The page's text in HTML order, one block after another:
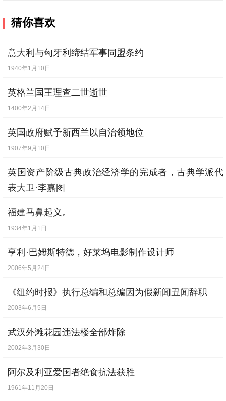
猜你喜欢
意大利与匈牙利缔结军事同盟条约
1940年1月10日
英格兰国王理查二世逝世
1400年2月14日
英国政府赋予新西兰以自治领地位
1907年9月10日
英国资产阶级古典政治经济学的完成者，古典学派代
表大卫·李嘉图
福建马鼻起义。
1934年1月1日
亨利·巴姆斯特德，好莱坞电影制作设计师
2006年5月24日
《纽约时报》执行总编和总编因为假新闻丑闻辞职
2003年6月5日
武汉外滩花园违法楼全部炸除
2002年3月30日
阿尔及利亚爱国者绝食抗法获胜
1961年11月20日